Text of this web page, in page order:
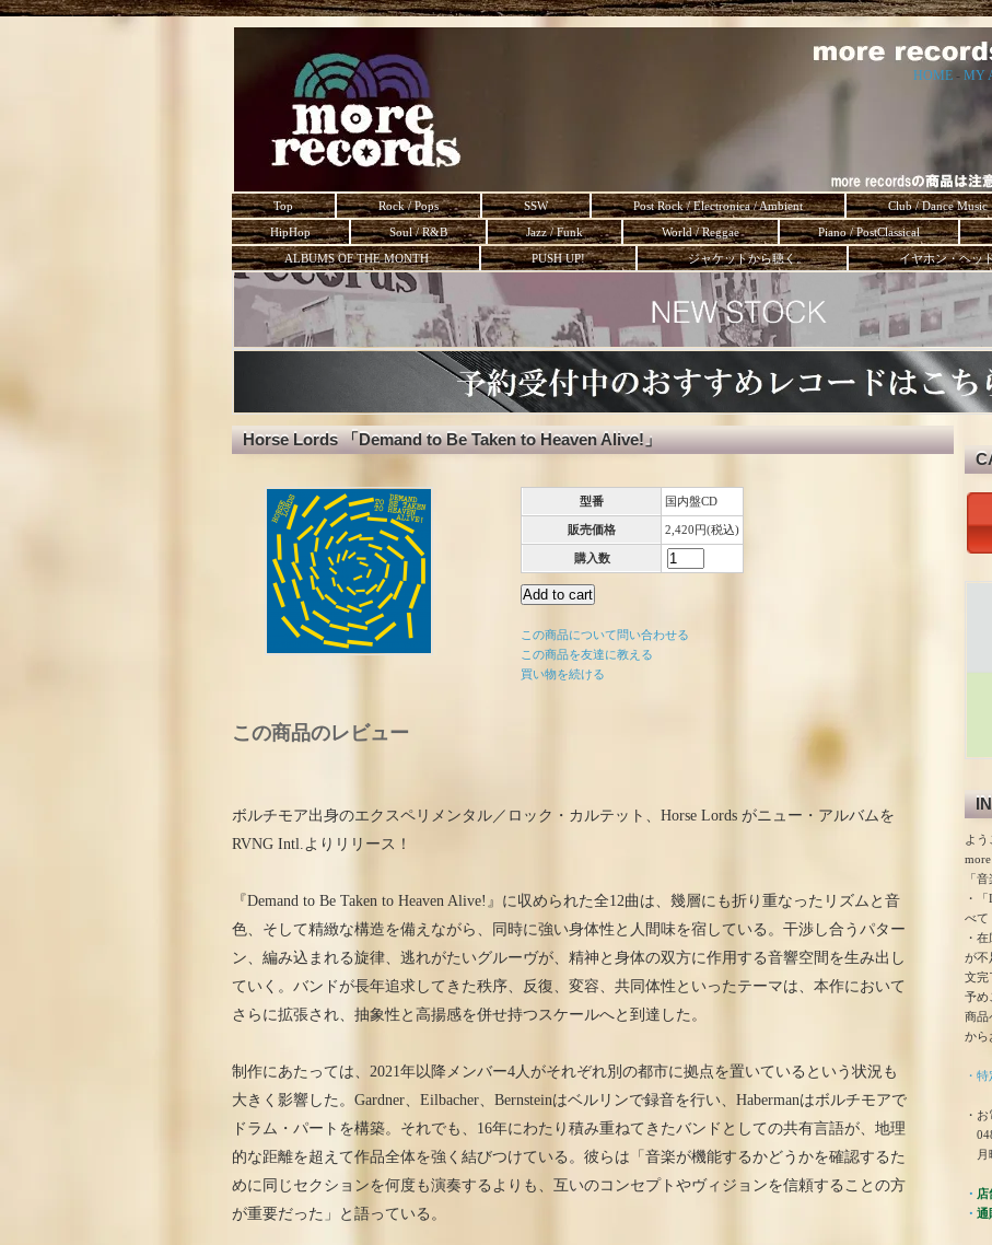
HOME - MY
Top Rock / Pops SSW Post Rock / Electronica / Ambient Club / Dance Music
HipHop
Soul / R&B Jazz / Funk World / Reggae Piano / PostClassical
ALBUMS OF THE MONTH
PUSH UP! ジャケットから聴く。 イヤホン・ヘッ
Horse Lords 「Demand to Be Taken to Heaven Alive!」
型番 国内盤CD
販売価格 2,420円(税込)
購入数
この商品について問い合わせる
この商品を友達に教える
買い物を続ける
この商品のレビュー
ボルチモア出身のエクスペリメンタル／ロック・カルテット、Horse Lords がニュー・アルバムを
RVNG Intl.よりリリース！
『Demand to Be Taken to Heaven Alive!』に収められた全12曲は、幾層にも折り重なったリズムと音
色、そして精緻な構造を備えながら、同時に強い身体性と人間味を宿している。干渉し合うパター
ン、編み込まれる旋律、逃れがたいグルーヴが、精神と身体の双方に作用する音響空間を生み出し
ていく。バンドが長年追求してきた秩序、反復、変容、共同体性といったテーマは、本作において
さらに拡張され、抽象性と高揚感を併せ持つスケールへと到達した。
制作にあたっては、2021年以降メンバー4人がそれぞれ別の都市に拠点を置いているという状況も
大きく影響した。Gardner、Eilbacher、Bernsteinはベルリンで録音を行い、Habermanはボルチモアで
ドラム・パートを構築。それでも、16年にわたり積み重ねてきたバンドとしての共有言語が、地理
的な距離を超えて作品全体を強く結びつけている。彼らは「音楽が機能するかどうかを確認するた
めに同じセクションを何度も演奏するよりも、互いのコンセプトやヴィジョンを信頼することの方
が重要だった」と語っている。
よ
「
・
べて
・
が不
文完
予め
商品
から
・
・
月
・ 店
・ 通